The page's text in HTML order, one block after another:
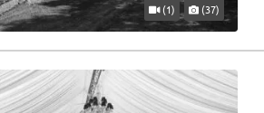
(1) (37)